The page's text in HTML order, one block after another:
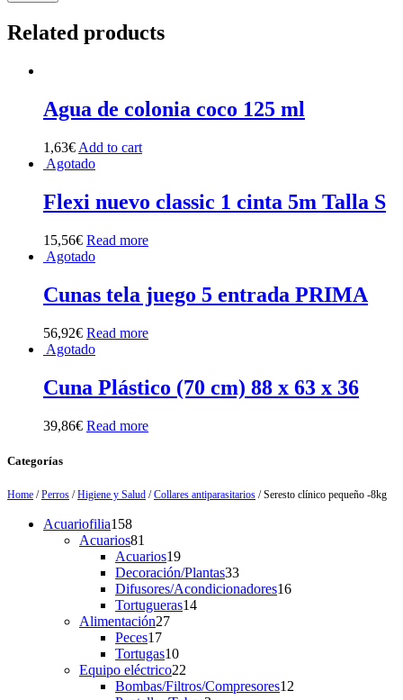
Related products
Agua de colonia coco 125 ml
1,63€ Add to cart
Agotado
Flexi nuevo classic 1 cinta 5m Talla S
15,56€ Read more
Agotado
Cunas tela juego 5 entrada PRIMA
56,92€ Read more
Agotado
Cuna Plástico (70 cm) 88 x 63 x 36
39,86€ Read more
Categorías
Home /Perros /Higiene y Salud /Collares antiparasitarios / Seresto clínico pequeño -8kg
Acuariofilia158158
products
Acuarios81
products
Acuarios1919
products
Decoración/Plantas3333
products
Difusores/Acondicionadores1616
Tortugueras1414
Alimentación2727
Peces1717
products
Tortugas1010
products
Equipo eléctrico22
products
Bombas/Filtros/Compresores12